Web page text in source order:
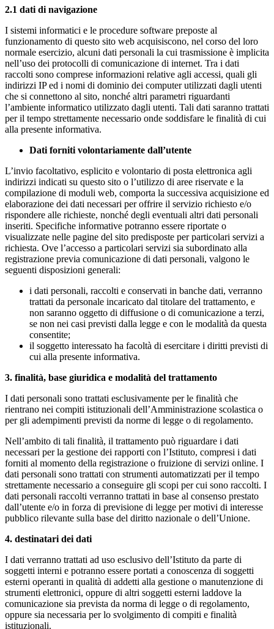
2.1 dati di navigazione
I sistemi informatici e le procedure software preposte al
funzionamento di questo sito web acquisiscono, nel corso del loro
normale esercizio, alcuni dati personali la cui trasmissione è implicita
nell’uso dei protocolli di comunicazione di internet. Tra i dati
raccolti sono comprese informazioni relative agli accessi, quali gli
indirizzi IP ed i nomi di dominio dei computer utilizzati dagli utenti
che si connettono al sito, nonché altri parametri riguardanti
l’ambiente informatico utilizzato dagli utenti. Tali dati saranno trattati
per il tempo strettamente necessario onde soddisfare le finalità di cui
alla presente informativa.
Dati forniti volontariamente dall’utente
L’invio facoltativo, esplicito e volontario di posta elettronica agli
indirizzi indicati su questo sito o l’utilizzo di aree riservate e la
compilazione di moduli web, comporta la successiva acquisizione ed
elaborazione dei dati necessari per offrire il servizio richiesto e/o
rispondere alle richieste, nonché degli eventuali altri dati personali
inseriti. Specifiche informative potranno essere riportate o
visualizzate nelle pagine del sito predisposte per particolari servizi a
richiesta. Ove l’accesso a particolari servizi sia subordinato alla
registrazione previa comunicazione di dati personali, valgono le
seguenti disposizioni generali:
i dati personali, raccolti e conservati in banche dati, verranno
trattati da personale incaricato dal titolare del trattamento, e
non saranno oggetto di diffusione o di comunicazione a terzi,
se non nei casi previsti dalla legge e con le modalità da questa
consentite;
il soggetto interessato ha facoltà di esercitare i diritti previsti di
cui alla presente informativa.
3. finalità, base giuridica e modalità del trattamento
I dati personali sono trattati esclusivamente per le finalità che
rientrano nei compiti istituzionali dell’Amministrazione scolastica o
per gli adempimenti previsti da norme di legge o di regolamento.
Nell’ambito di tali finalità, il trattamento può riguardare i dati
necessari per la gestione dei rapporti con l’Istituto, compresi i dati
forniti al momento della registrazione o fruizione di servizi online. I
dati personali sono trattati con strumenti automatizzati per il tempo
strettamente necessario a conseguire gli scopi per cui sono raccolti. I
dati personali raccolti verranno trattati in base al consenso prestato
dall’utente e/o in forza di previsione di legge per motivi di interesse
pubblico rilevante sulla base del diritto nazionale o dell’Unione.
4. destinatari dei dati
I dati verranno trattati ad uso esclusivo dell’Istituto da parte di
soggetti interni e potranno essere portati a conoscenza di soggetti
esterni operanti in qualità di addetti alla gestione o manutenzione di
strumenti elettronici, oppure di altri soggetti esterni laddove la
comunicazione sia prevista da norma di legge o di regolamento,
oppure sia necessaria per lo svolgimento di compiti e finalità
istituzionali.